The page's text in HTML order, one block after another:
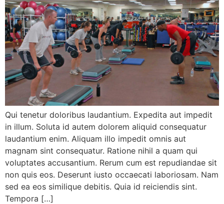
Qui tenetur doloribus laudantium. Expedita aut impedit
in illum. Soluta id autem dolorem aliquid consequatur
laudantium enim. Aliquam illo impedit omnis aut
magnam sint consequatur. Ratione nihil a quam qui
voluptates accusantium. Rerum cum est repudiandae sit
non quis eos. Deserunt iusto occaecati laboriosam. Nam
sed ea eos similique debitis. Quia id reiciendis sint.
Tempora […]